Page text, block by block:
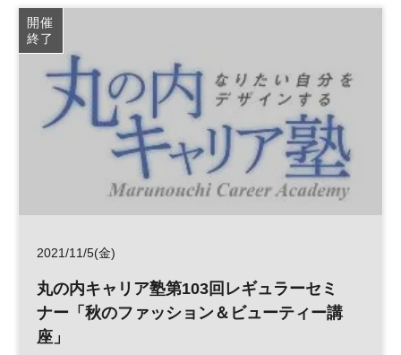
ビューティー
平日夜開催
開催
終了
2021/11/5(金)
丸の内キャリア塾第103回レギュラーセミ
ナー「秋のファッション＆ビューティー講
座」